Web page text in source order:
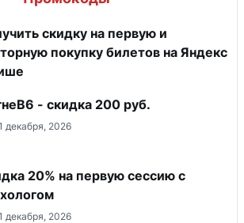
скидку на первую и
покупку билетов на Яндекс
- скидка 200 руб.
декабря, 2026
20% на первую сессию с
декабря, 2026